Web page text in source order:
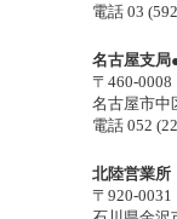
電話 03
名古屋支局
〒460-0008
名古屋市中
電話 052
北陸営業所
〒920-0031